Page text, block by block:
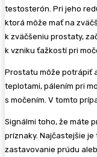
testosterón. Pri jeho
ktorá môže mať na
k zväčšeniu prostaty,
k vzniku ťažkostí pri
Prostatu môže potrápiť
teplotami, pálením pri
s močením. V tomto
Signálmi toho, že máte
príznaky. Najčastejšie
zastavovanie prúdu